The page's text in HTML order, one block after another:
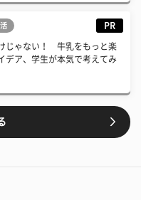
PR
じゃない！ 牛乳をもっと楽
デア、学生が本気で考えてみ